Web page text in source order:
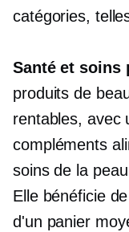
catégories,
Santé et soins
produits de
rentables, avec
compléments
soins de la
Elle bénéficie
d'un panier